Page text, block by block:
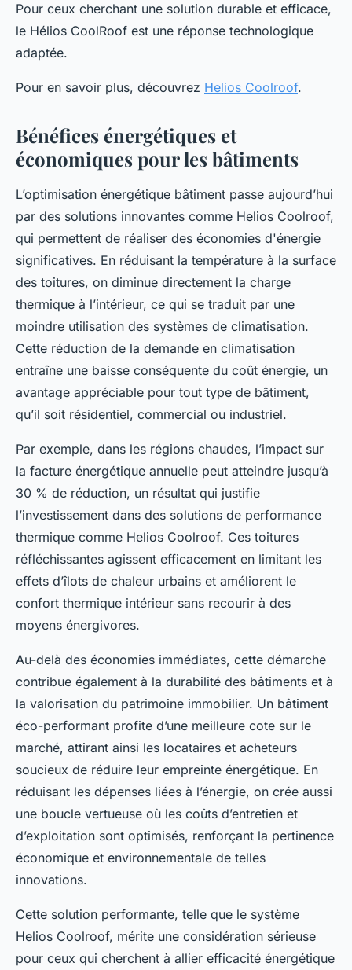
Pour ceux cherchant une solution durable et efficace,
le Hélios CoolRoof est une réponse technologique
adaptée.
Pour en savoir plus, découvrez Helios Coolroof.
Bénéfices énergétiques et
économiques pour les bâtiments
L’optimisation énergétique bâtiment passe aujourd’hui
par des solutions innovantes comme Helios Coolroof,
qui permettent de réaliser des économies d'énergie
significatives. En réduisant la température à la surface
des toitures, on diminue directement la charge
thermique à l’intérieur, ce qui se traduit par une
moindre utilisation des systèmes de climatisation.
Cette réduction de la demande en climatisation
entraîne une baisse conséquente du coût énergie, un
avantage appréciable pour tout type de bâtiment,
qu’il soit résidentiel, commercial ou industriel.
Par exemple, dans les régions chaudes, l’impact sur
la facture énergétique annuelle peut atteindre jusqu’à
30 % de réduction, un résultat qui justifie
l’investissement dans des solutions de performance
thermique comme Helios Coolroof. Ces toitures
réfléchissantes agissent efficacement en limitant les
effets d’îlots de chaleur urbains et améliorent le
confort thermique intérieur sans recourir à des
moyens énergivores.
Au-delà des économies immédiates, cette démarche
contribue également à la durabilité des bâtiments et à
la valorisation du patrimoine immobilier. Un bâtiment
éco-performant profite d’une meilleure cote sur le
marché, attirant ainsi les locataires et acheteurs
soucieux de réduire leur empreinte énergétique. En
réduisant les dépenses liées à l’énergie, on crée aussi
une boucle vertueuse où les coûts d’entretien et
d’exploitation sont optimisés, renforçant la pertinence
économique et environnementale de telles
innovations.
Cette solution performante, telle que le système
Helios Coolroof, mérite une considération sérieuse
pour ceux qui cherchent à allier efficacité énergétique